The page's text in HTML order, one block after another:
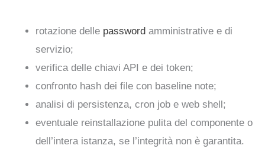
rotazione delle password amministrative e di
servizio;
verifica delle chiavi API e dei token;
confronto hash dei file con baseline note;
analisi di persistenza, cron job e web shell;
eventuale reinstallazione pulita del componente o
dell’intera istanza, se l’integrità non è garantita.